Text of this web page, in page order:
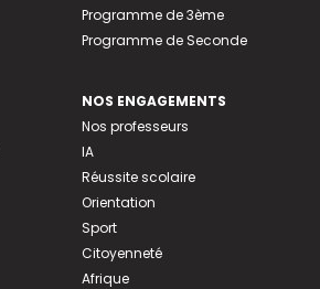
Programme de 3ème
Programme de Seconde
NOS ENGAGEMENTS
Nos professeurs
IA
Réussite scolaire
Orientation
Sport
Citoyenneté
Afrique